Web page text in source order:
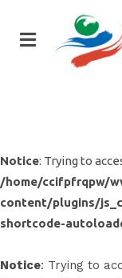
Notice: Trying to
/home/ccifpfrqpw/
content/plugins/
shortcode-
Notice: Trying to